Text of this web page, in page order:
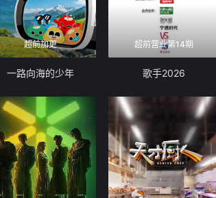
超前加更
一路向海的少年
超前营业第14期
歌手2026